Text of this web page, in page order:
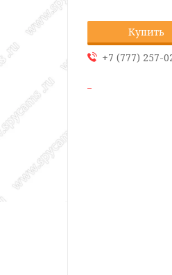
Купить
+7 (777) 257-